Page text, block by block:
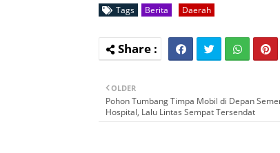
Tags Berita Daerah
OLDER
Pohon Tumbang Timpa Mobil di Depan
Hospital, Lalu Lintas Sempat Tersendat